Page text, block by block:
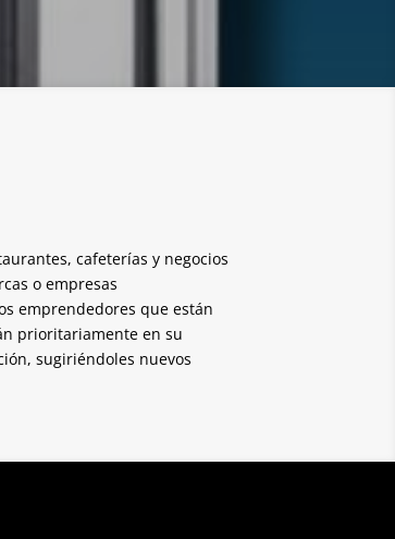
cafeterías y negocios
o empresas
emprendedores que están
prioritariamente en su
sugiriéndoles nuevos